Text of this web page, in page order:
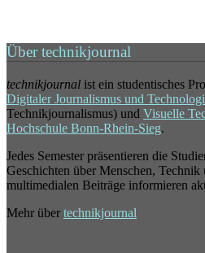
Über technikjournal
technikjournal ist ein studentisches
Digitaler Journalismus und
Technikjournalismus) und Visuelle
Hochschule Bonn-Rhein-Sieg.
Jedes Semester präsentieren die
Geschichten über Menschen,
multimedialen Beiträge informieren
Mehr über technikjournal